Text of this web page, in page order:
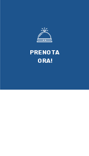
PRENOTA
ORA!